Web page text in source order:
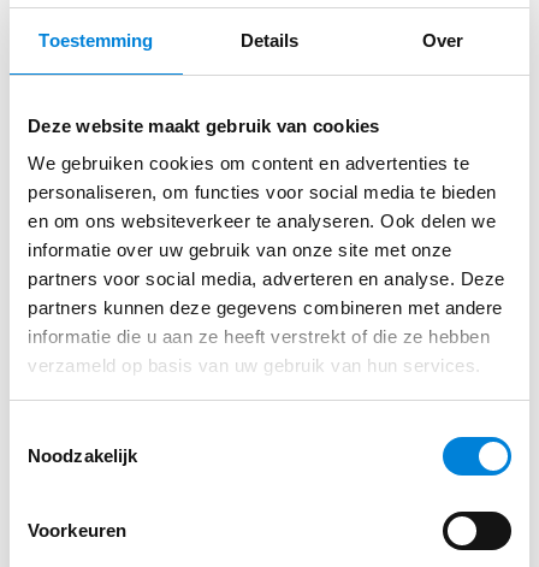
Toestemming Details Over
Deze website maakt gebruik van cookies
We gebruiken cookies om content en advertenties te
personaliseren, om functies voor social media te bieden
en om ons websiteverkeer te analyseren. Ook delen we
informatie over uw gebruik van onze site met onze
partners voor social media, adverteren en analyse. Deze
partners kunnen deze gegevens combineren met andere
informatie die u aan ze heeft verstrekt of die ze hebben
verzameld op basis van uw gebruik van hun services.
Noodzakelijk
Voorkeuren
Servicemonteur – HVE
Elektrotechniek
Trots zijn op wat je hebt gemaakt. ‘Hier heb je een
doos met materialen, kijk maar…
Bekijk vacature
Elektromonteur – HVE